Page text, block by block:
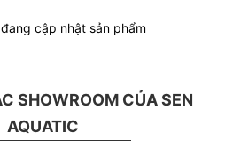
cập nhật sản phẩm
SHOWROOM CỦA SEN
AQUATIC